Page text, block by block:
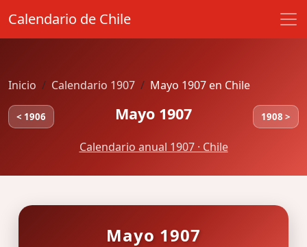
Calendario de Chile
Inicio Calendario 1907 Mayo 1907 en Chile
< 1906 Mayo 1907 1908 >
Calendario anual 1907 · Chile
Mayo 1907